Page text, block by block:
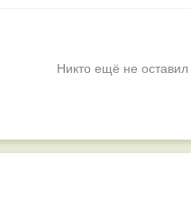
Никто ещё не